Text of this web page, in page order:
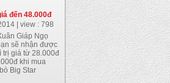
đến 48.000đ
| view : 798
Giáp Ngọ
sẽ nhận được
trị giá từ 28.000đ
khi mua
Big Star